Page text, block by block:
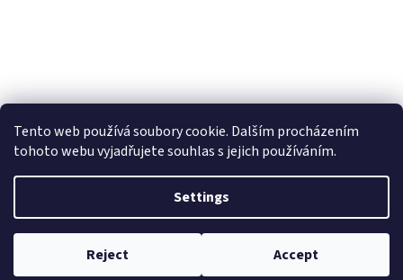
Tento web používá soubory cookie. Dalším procházením
tohoto webu vyjadřujete souhlas s jejich používáním.
Settings
Reject Accept